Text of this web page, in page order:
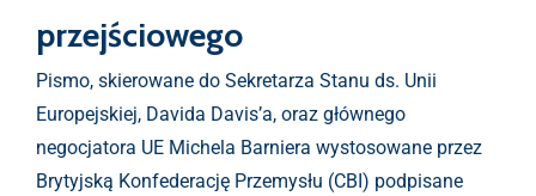
przejściowego
Pismo, skierowane do Sekretarza Stanu ds. Unii
Europejskiej, Davida Davis’a, oraz głównego
negocjatora UE Michela Barniera wystosowane przez
Brytyjską Konfederację Przemysłu (CBI) podpisane